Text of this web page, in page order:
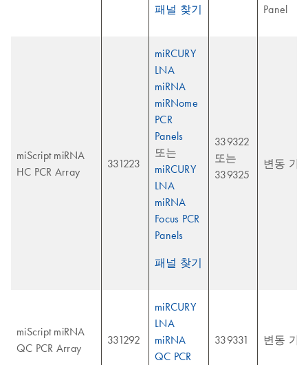
패널 찾기
Panel
miScript miRNA
HC PCR Array
331223
miRCURY
LNA
miRNA
miRNome
PCR
Panels
또는
miRCURY
LNA
miRNA
Focus PCR
Panels
패널 찾기
339322
또는
339325
변동 가
miScript miRNA
QC PCR Array
331292
miRCURY
LNA
miRNA
QC PCR
339331 변동 가